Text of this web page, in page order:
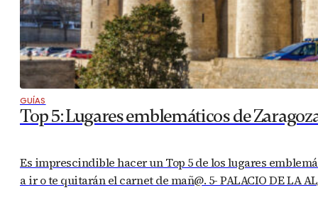
GUÍAS
Top 5: Lugares emblemáticos de
Es imprescindible hacer un Top 5 de los lugares
a ir o te quitarán el carnet de mañ@. 5- PALACIO DE LA